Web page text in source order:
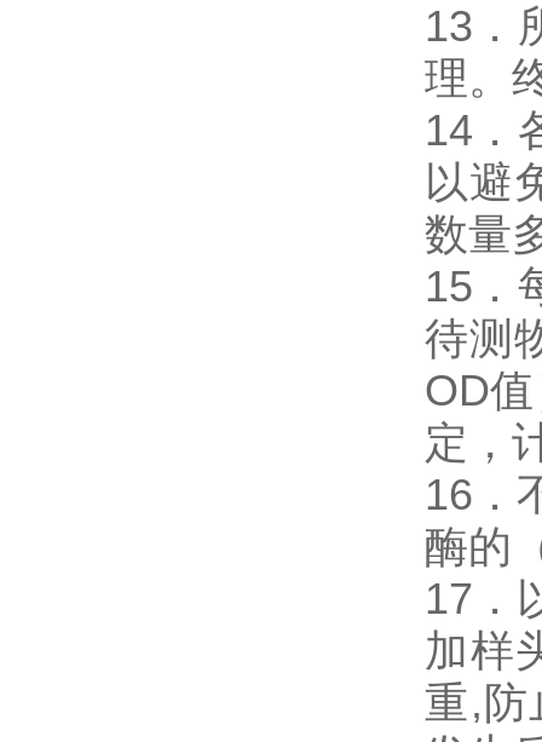
13．
理。
14．
以避
数量
15．
待测
OD
定，
16．
酶的
17．
加样
重,防